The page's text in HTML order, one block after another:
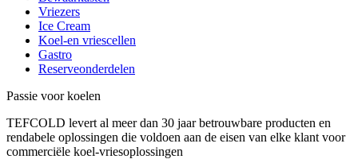
Vriezers
Ice Cream
Koel-en vriescellen
Gastro
Reserveonderdelen
Passie voor koelen
TEFCOLD levert al meer dan 30 jaar betrouwbare producten en
rendabele oplossingen die voldoen aan de eisen van elke klant voor
commerciële koel-vriesoplossingen